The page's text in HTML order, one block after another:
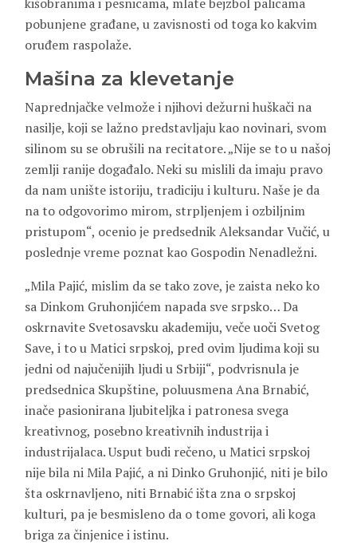
pobunjene građane, u zavisnosti od toga ko kakvim
oruđem raspolaže.
Mašina za klevetanje
Naprednjačke velmože i njihovi dežurni huškači na
nasilje, koji se lažno predstavljaju kao novinari, svom
silinom su se obrušili na recitatore. „Nije se to u našoj
zemlji ranije događalo. Neki su mislili da imaju pravo
da nam unište istoriju, tradiciju i kulturu. Naše je da
na to odgovorimo mirom, strpljenjem i ozbiljnim
pristupom“, ocenio je predsednik Aleksandar Vučić, u
poslednje vreme poznat kao Gospodin Nenadležni.
„Mila Pajić, mislim da se tako zove, je zaista neko ko
sa Dinkom Gruhonjićem napada sve srpsko… Da
oskrnavite Svetosavsku akademiju, veče uoči Svetog
Save, i to u Matici srpskoj, pred ovim ljudima koji su
jedni od najučenijih ljudi u Srbiji“, podvrisnula je
predsednica Skupštine, poluusmena Ana Brnabić,
inače pasionirana ljubiteljka i patronesa svega
kreativnog, posebno kreativnih industrija i
industrijalaca. Usput budi rečeno, u Matici srpskoj
nije bila ni Mila Pajić, a ni Dinko Gruhonjić, niti je bilo
šta oskrnavljeno, niti Brnabić išta zna o srpskoj
kulturi, pa je besmisleno da o tome govori, ali koga
briga za činjenice i istinu.